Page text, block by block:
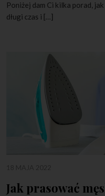
Poniżej dam Ci kilka porad,
długi czas i […]
Jak prasować